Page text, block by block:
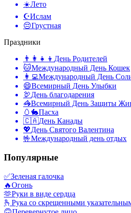
☀️Лето
☪️Ислам
😔Грустная
Праздники
👨‍👩‍👧‍👦 День Родителей
🐱Международный День Кошек
👩‍💻Международный День
😄Всемирный День Улыбки
🦃День благодарения
🦓Всемирный День Защиты
🥚🐇Пасха
🇨🇦День Канады
💖День Святого Валентина
🤟Международный день отдых
Популярные
✅Зеленая галочка
🔥Огонь
🫶Руки в виде сердца
🫰 Рука со скрещенными